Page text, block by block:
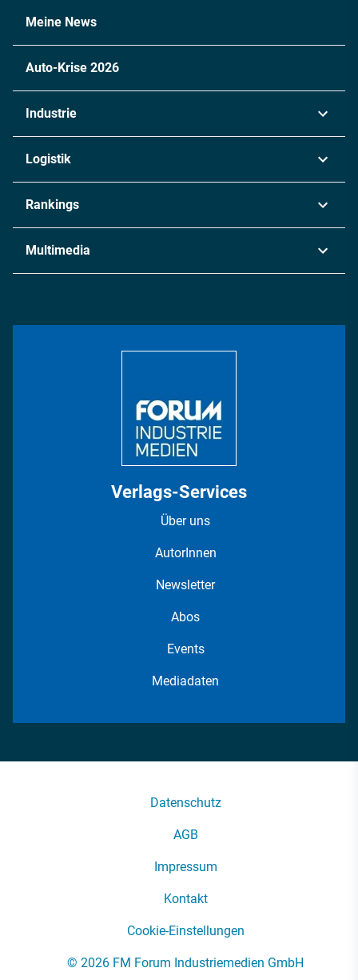
Meine News
Auto-Krise 2026
Industrie
Chemie
Metall
Energie
Logistik
Rankings
Multimedia
Verlags-Services
Über uns
AutorInnen
Newsletter
Abos
Events
Mediadaten
Datenschutz
AGB
Impressum
Kontakt
Cookie-Einstellungen
© 2026 FM Forum Industriemedien GmbH